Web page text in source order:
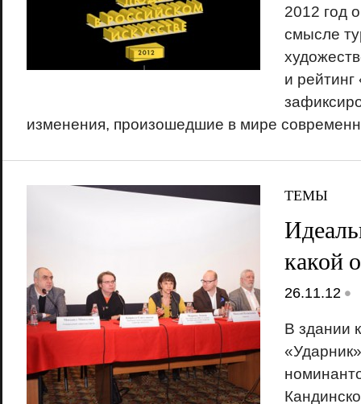
2012 год
смысле
и рейтинг
изменения, произошедшие в мире
ТЕМЫ
какой
26.11.12 •
В здании